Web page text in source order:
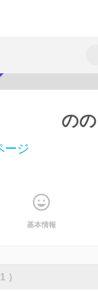
のの
ージ
基本情報
）